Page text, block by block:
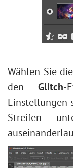
Wählen Sie
denGlitch-
Einstellungen
Streifen